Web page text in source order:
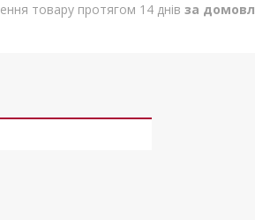
товару протягом 14 днів за